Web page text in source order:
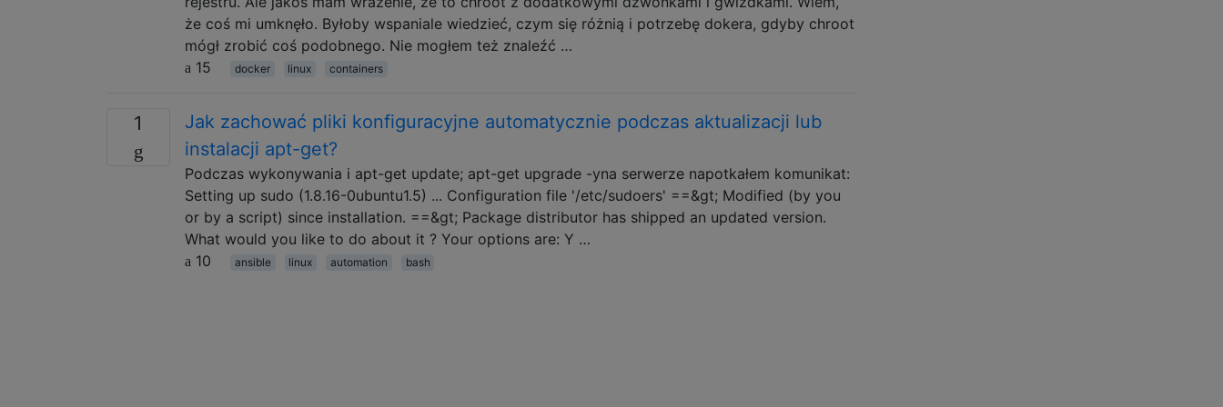
że coś mi umknęło. Byłoby wspaniale wiedzieć, czym się różnią i potrzebę dokera, gdyby chroot
mógł zrobić coś podobnego. Nie mogłem też znaleźć …
15
docker linux containers
1
Jak zachować pliki konfiguracyjne automatycznie podczas aktualizacji lub
instalacji apt-get?
Podczas wykonywania i apt-get update; apt-get upgrade -yna serwerze napotkałem komunikat:
Setting up sudo (1.8.16-0ubuntu1.5) ... Configuration file '/etc/sudoers' ==&gt; Modified (by you
or by a script) since installation. ==&gt; Package distributor has shipped an updated version.
What would you like to do about it ? Your options are: Y …
10
ansible linux automation bash